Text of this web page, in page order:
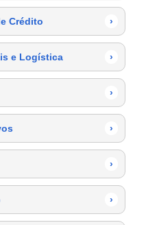
Crédito ›
e Logística ›
›
›
›
›